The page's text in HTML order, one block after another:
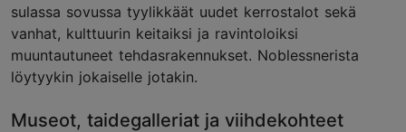
sulassa sovussa tyylikkäät uudet kerrostalot sekä
vanhat, kulttuurin keitaiksi ja ravintoloiksi
muuntautuneet tehdasrakennukset. Noblessnerista
löytyykin jokaiselle jotakin.
Museot, taidegalleriat ja viihdekohteet